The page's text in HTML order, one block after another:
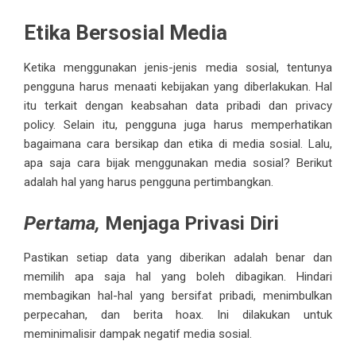
Etika Bersosial Media
Ketika menggunakan jenis-jenis media sosial, tentunya
pengguna harus menaati kebijakan yang diberlakukan. Hal
itu terkait dengan keabsahan data pribadi dan privacy
policy. Selain itu, pengguna juga harus memperhatikan
bagaimana cara bersikap dan etika di media sosial. Lalu,
apa saja cara bijak menggunakan media sosial? Berikut
adalah hal yang harus pengguna pertimbangkan.
Pertama, Menjaga Privasi Diri
Pastikan setiap data yang diberikan adalah benar dan
memilih apa saja hal yang boleh dibagikan. Hindari
membagikan hal-hal yang bersifat pribadi, menimbulkan
perpecahan, dan berita hoax. Ini dilakukan untuk
meminimalisir dampak negatif media sosial.